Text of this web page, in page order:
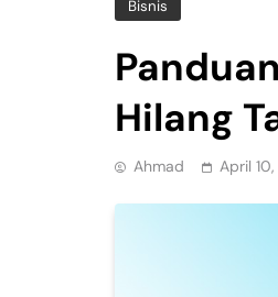
Bisnis
Hilang
Ahmad April